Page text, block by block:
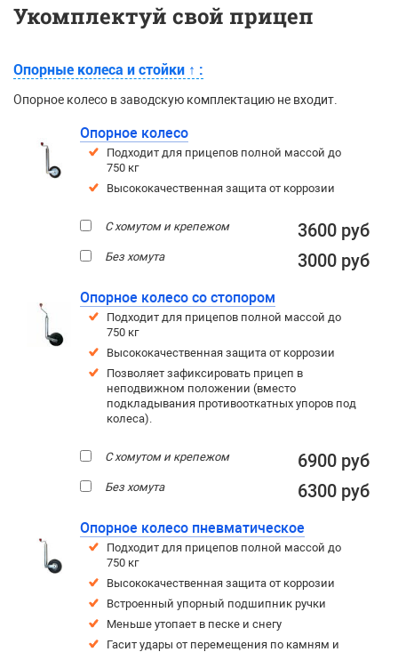
Укомплектуй свой прицеп
Опорные колеса и стойки ↑ :
Опорное колесо в заводскую комплектацию не входит.
Опорное колесо
Подходит для прицепов полной массой до
750 кг
Высококачественная защита от коррозии
С хомутом и крепежом 3600 руб
Без хомута 3000 руб
Опорное колесо со стопором
Подходит для прицепов полной массой до
750 кг
Высококачественная защита от коррозии
Позволяет зафиксировать прицеп в
неподвижном положении (вместо
подкладывания противооткатных упоров под
колеса).
С хомутом и крепежом 6900 руб
Без хомута 6300 руб
Опорное колесо пневматическое
Подходит для прицепов полной массой до
750 кг
Высококачественная защита от коррозии
Встроенный упорный подшипник ручки
Меньше утопает в песке и снегу
Гасит удары от перемещения по камням и